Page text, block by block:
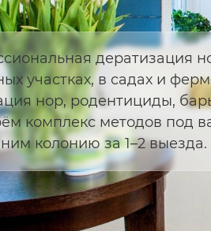
дератизация
участках, в садах и
нор, родентициды,
комплекс методов под
колонию за 1–2 выезда.